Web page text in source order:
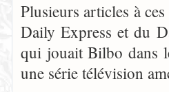
Plusieurs articles à
Daily Express et du
qui jouait Bilbo dans
une série télévision